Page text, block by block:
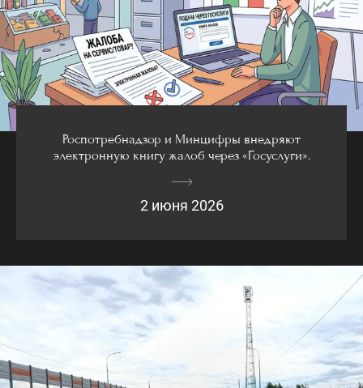
Роспотребнадзор и Минцифры внедряют
электронную книгу жалоб через «Госуслуги».
2 июня 2026